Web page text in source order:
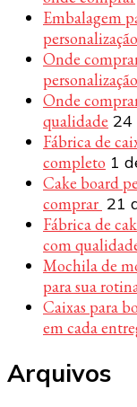
Embalagem
personalização
Onde
personalização
Onde
qualidade 24
Fábrica de
completo 1
Cake board
comprar 21
Fábrica de
com
Mochila de
para sua
Caixas para
em cada
Arquivos